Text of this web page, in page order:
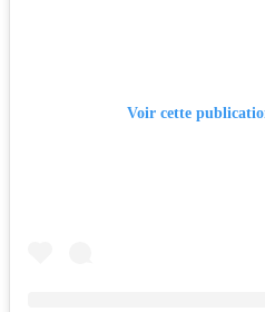
Voir cette